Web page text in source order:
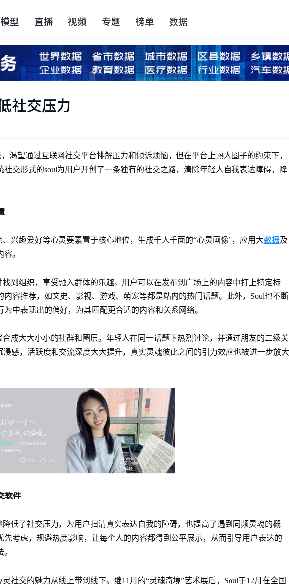
型 直播 视频 专题 榜单 数据
社交压力
渴望通过互联网社交平台排解压力和倾诉烦恼，但在平台上熟人圈子的约束下，
交形式的soul为用户开创了一条独有的社交之路，清除年轻人自我表达障碍，降
兴趣爱好等心灵要素置于核心地位，生成千人千面的“心灵画像”，应用大数据及
。
到组织，享受融入群体的乐趣。用户可以在发布到广场上的内容中打上特定标
容推荐，如文史、影视、游戏、萌宠等都是站内的热门话题。此外，Soul也不断
中表现出的偏好，为其匹配更合适的内容和关系网络。
成大大小小的社群和圈层。年轻人在同一话题下热烈讨论，并通过朋友的二级关
感，活跃度和交流深度大大提升，真实灵魂彼此之间的引力效应也被进一步放大
软件
低了社交压力，为用户扫清真实表达自我的障碍，也提高了遇到同频灵魂的概
考虑，规避热度影响，让每个人的内容都得到公平展示，从而引导用户表达的
社交的魅力从线上带到线下。继11月的“灵魂奇境”艺术展后，Soul于12月在全国